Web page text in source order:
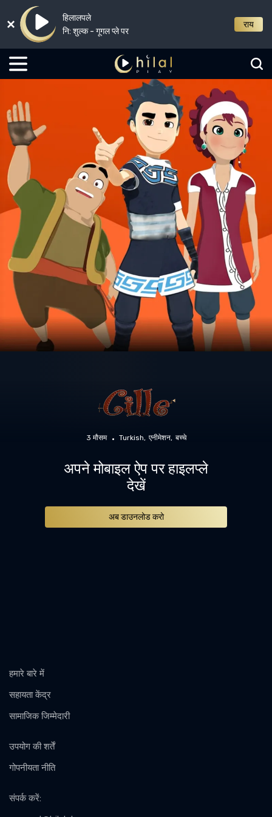
हिलालपले
नि: शुल्क - गूगल प्ले पर
राय
3 मौसम Turkish एनीमेशन बच्चे
अपने मोबाइल ऐप पर हाइलप्ले
देखें
अब डाउनलोड करो
हमारे बारे में
सहायता केंद्र
सामाजिक जिम्मेदारी
उपयोग की शर्तें
गोपनीयता नीति
संपर्क करें: